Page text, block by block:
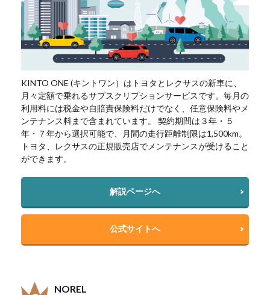
KINTO ONE (キントワン）はトヨタとレクサスの新車に、
月々定額で乗れるサブスクリプションサービスです。毎月の
利用料には税金や自賠責保険料だけでなく、任意保険料やメ
ンテナンス料まで含まれています。 契約期間は３年・５
年・７年から選択可能で、月間の走行距離制限は1,500km。
トヨタ、レクサスの正規販売店でメンテナンスが受けること
ができます。
解説ページへ
公式サイトへ
NOREL